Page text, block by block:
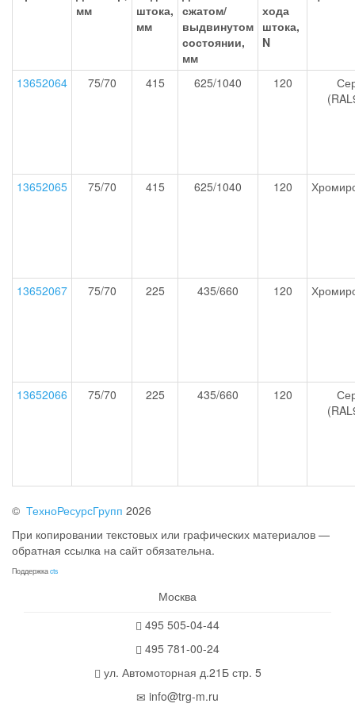
мм
штока,
мм
сжатом/
выдвинутом
состоянии,
мм
хода
штока,
N
13652064 75/70 415 625/1040 120
13652065 75/70 415 625/1040 120
13652067 75/70 225 435/660 120
13652066 75/70 225 435/660 120
© ТехноРесурсГрупп 2026
При копировании текстовых или графических материалов —
обратная ссылка на сайт обязательна.
Поддержкаcts
Москва
495 505-04-44
495 781-00-24
ул. Автомоторная д.21Б стр. 5
info@trg-m.ru